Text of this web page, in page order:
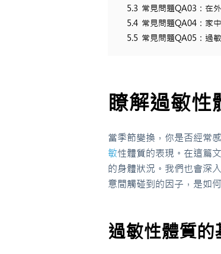
5.3 常見問題QA03：在
5.4 常見問題QA04：家
5.5 常見問題QA05：過
瞭解過敏性
當季節變換，你是否經常
敏性體質的表現。在這篇
的身體狀況。我們也會深
意間觸碰到的因子，是如
過敏性體質的